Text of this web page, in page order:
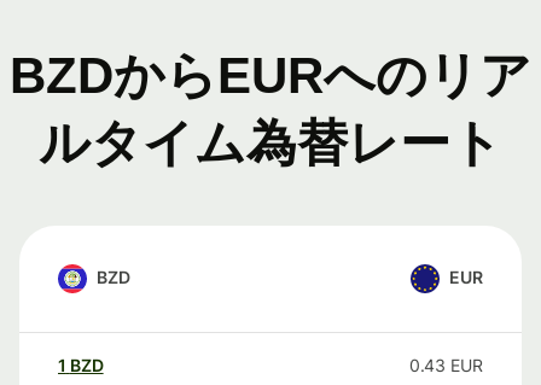
BZDからEURへのリア
ルタイム為替レート
BZD EUR
1 BZD 0.43 EUR